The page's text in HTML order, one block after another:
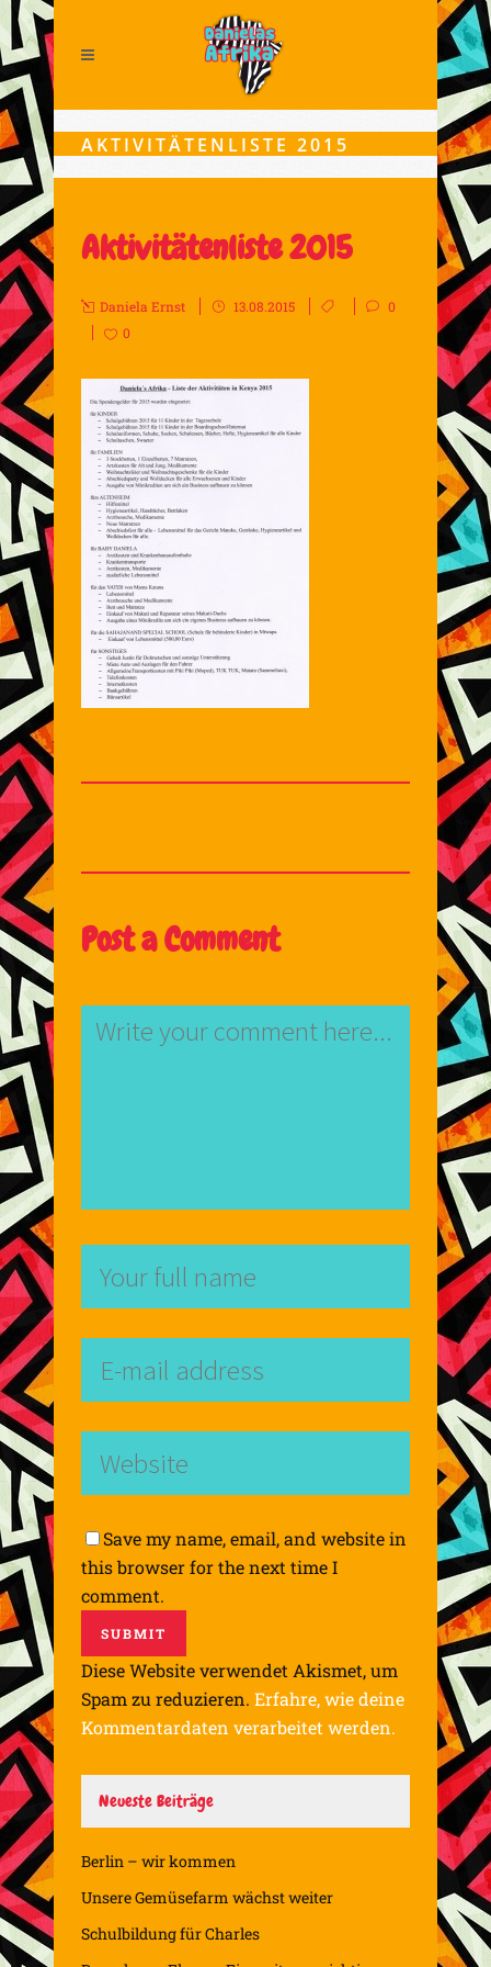
AKTIVITÄTENLISTE 2015
Aktivitätenliste 2015
Daniela Ernst 13.08.2015
0
0
Post a Comment
Save my name, email, and website in
this browser for the next time I
comment.
Diese Website verwendet Akismet, um
Spam zu reduzieren. Erfahre, wie deine
Kommentardaten verarbeitet werden.
Neueste Beiträge
Berlin – wir kommen
Unsere Gemüsefarm wächst weiter
Schulbildung für Charles